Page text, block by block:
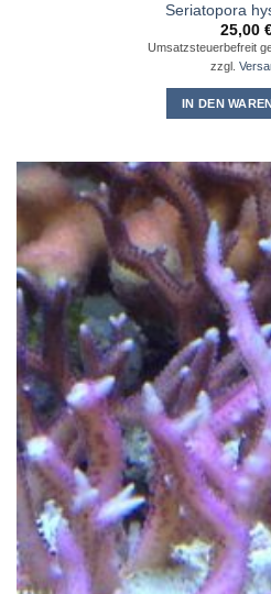
Seriatopora
25,00
Umsatzsteuerbefreit
zzgl.
IN DEN